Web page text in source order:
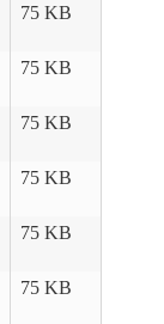
75 KB
75 KB
75 KB
75 KB
75 KB
75 KB